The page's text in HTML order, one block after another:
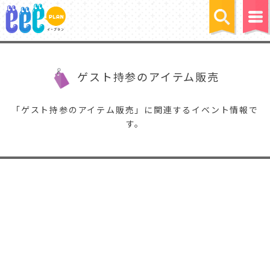
ゲスト持参のアイテム販売
「ゲスト持参のアイテム販売」に関連するイベント情報で
す。